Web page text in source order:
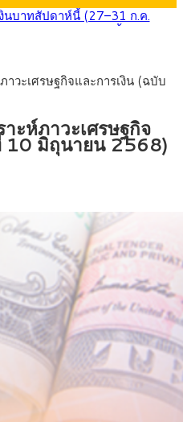
นบาทสัปดาห์นี้ (27–31 ก.ค.
กม. เชื่อมเมืองหาดใหญ่
นจัดสรรงบให้สอดคล้องภาระ
าทสัปดาห์นี้ซื้อขายในกรอบ
นสหรัฐฯ
รื่องยนต์เศรษฐกิจใหม่ของไทย
งเศรษฐกิจ ดันไทยโตเต็ม
เด็ก LSD “แสตมป์เมา” ยาเสพ
กครองเฝ้าระวัง หลังยึดล็อต
าวะเศรษฐกิจและการเงิน (ฉบับ
าะห์ภาวะเศรษฐกิจ
10 มิถุนายน 2568)